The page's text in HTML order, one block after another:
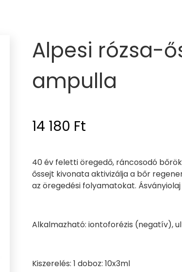
Alpesi rózsa-
ampulla
14 180 Ft
40 év feletti öregedő, ráncosodó
őssejt kivonata aktivizálja a bőr
az öregedési folyamatokat.
Alkalmazható: iontoforézis (negatív),
Kiszerelés: 1 doboz: 10x3ml